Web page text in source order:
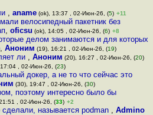
,aname (ok), 13:37 , 02-Июн-26, (5) +11
велосипедный пакетник без
, oficsu (ok), 14:05 , 02-Июн-26, (6) +8
делом занимаются и для которых
, Аноним (19), 16:21 , 02-Июн-26, (19)
ли ,Аноним (20), 16:27 , 02-Июн-26, (20)
, 02-Июн-26, (23)
докер, а не то что сейчас это
(30), 19:47 , 02-Июн-26, (30)
поэтому интересно было бы
, 02-Июн-26, (33) +2
называется podman , Admino